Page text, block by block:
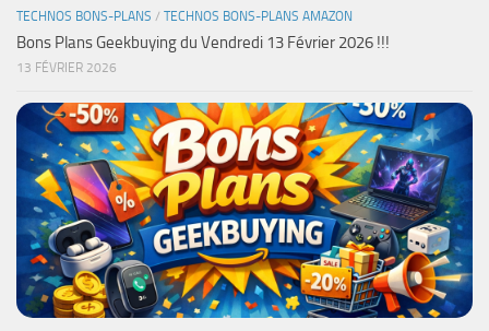
TECHNOS BONS-PLANS / TECHNOS BONS-PLANS AMAZON
Bons Plans Geekbuying du Vendredi 13 Février 2026 !!!
13 FÉVRIER 2026